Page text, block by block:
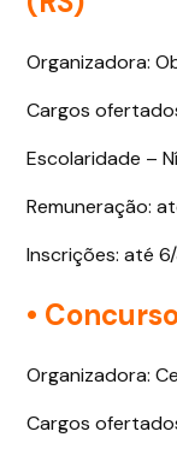
Organizadora:
Cargos
Escolaridade –
Remuneração:
Inscrições: até
•
Organizadora:
Cargos